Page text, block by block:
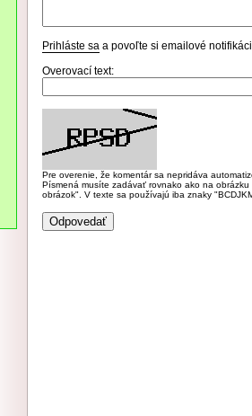
Prihláste sa a povoľte si emailové
Overovací text:
Pre overenie, že komentár sa nepridáva
Písmená musíte zadávať rovnako ako na
obrázok". V texte sa používajú iba znaky